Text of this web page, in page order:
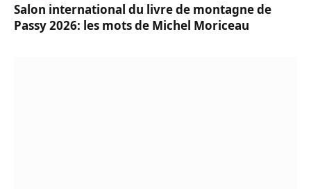
Salon international du livre de montagne de
Passy 2026: les mots de Michel Moriceau